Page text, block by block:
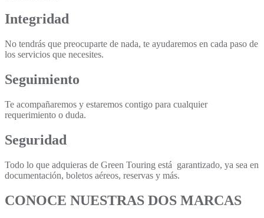
Integridad
No tendrás que preocuparte de nada, te ayudaremos en cada paso de
los servicios que necesites.
Seguimiento
Te acompañaremos y estaremos contigo para cualquier
requerimiento o duda.
Seguridad
Todo lo que adquieras de Green Touring está garantizado, ya sea en
documentación, boletos aéreos, reservas y más.
CONOCE NUESTRAS DOS MARCAS